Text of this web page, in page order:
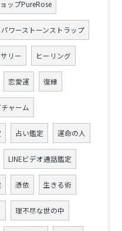
ップPureRose
パワーストーンストラップ
リー ヒーリング
恋愛運 復縁
ャーム
占い鑑定 運命の人
LINEビデオ通話鑑定
憑依 生きる術
理不尽な世の中